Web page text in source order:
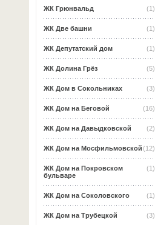
(1)
ЖК Грюнвальд
(1)
ЖК Две башни
(1)
ЖК Депутатский дом
(5)
ЖК Долина Грёз
(3)
ЖК Дом в Сокольниках
(16)
ЖК Дом на Беговой
(2)
ЖК Дом на Давыдковской
(12)
ЖК Дом на Мосфильмовской
(1)
ЖК Дом на Покровском
бульваре
(1)
ЖК Дом на Соколовского
(3)
ЖК Дом на Трубецкой